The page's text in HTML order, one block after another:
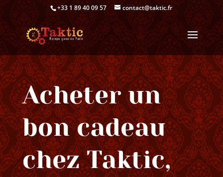
+33 1 89 40 09 57 contact@taktic.fr
Acheter un
bon cadeau
chez Taktic,